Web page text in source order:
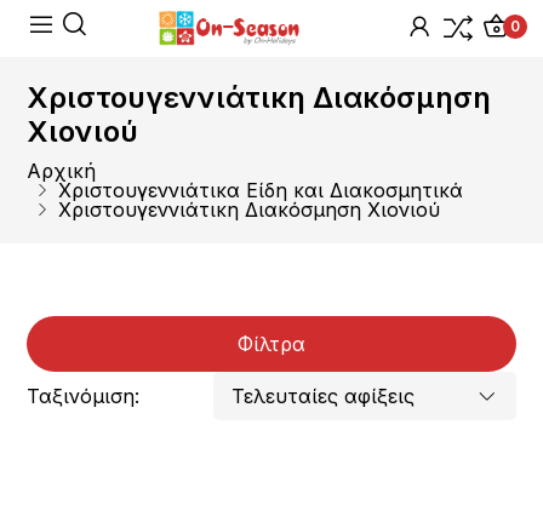
0
Χριστουγεννιάτικη Διακόσμηση
Χιονιού
Αρχική
Χριστουγεννιάτικα Είδη και Διακοσμητικά
Χριστουγεννιάτικη Διακόσμηση Χιονιού
Φίλτρα
Ταξινόμιση: